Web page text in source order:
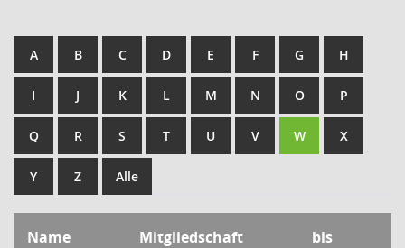
A B C D E F G H
I J K L M N O P
Q R S T U V W X
Y Z Alle
Name Mitgliedschaft bis